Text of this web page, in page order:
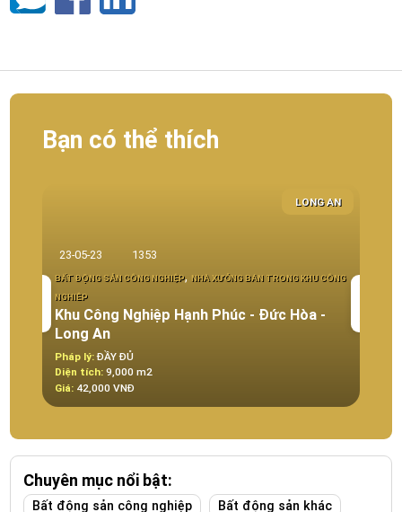
Bạn có thể thích
LONG AN
23-05-23 1353
BẤT ĐỘNG SẢN CÔNG NGHIỆP,
NHÀ XƯỞNG BÁN TRONG KHU CÔNG
NGHIÊP
Khu Công Nghiệp Hạnh Phúc - Đức Hòa -
Long An
Pháp lý: ĐẦY ĐỦ
Diện tích: 9,000 m2
Giá: 42,000 VNĐ
Chuyên mục nổi bật:
Bất động sản công nghiệp Bất động sản khác